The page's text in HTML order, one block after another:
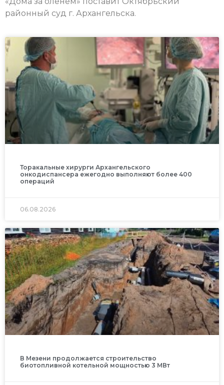
районный суд г. Архангельска.
Торакальные хирурги Архангельского
онкодиспансера ежегодно выполняют более 400
операций
06.08.2026
В Мезени продолжается строительство
биотопливной котельной мощностью 3 МВт